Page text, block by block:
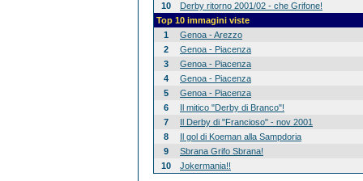
10
Derby ritorno 2001/02 - che Grifone!
Top 10 immagini viste
1
Genoa - Arezzo
2
Genoa - Piacenza
3
Genoa - Piacenza
4
Genoa - Piacenza
5
Genoa - Piacenza
6
Il mitico "Derby di Branco"!
7
Il Derby di "Francioso" - nov 2001
8
Il gol di Koeman alla Sampdoria
9
Sbrana Grifo Sbrana!
10
Jokermania!!